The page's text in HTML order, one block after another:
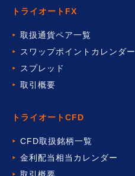
トライオートFX
取扱通貨ペア一覧
スワップポイントカレンダー
スプレッド
取引概要
トライオートCFD
CFD取扱銘柄一覧
金利配当相当カレンダー